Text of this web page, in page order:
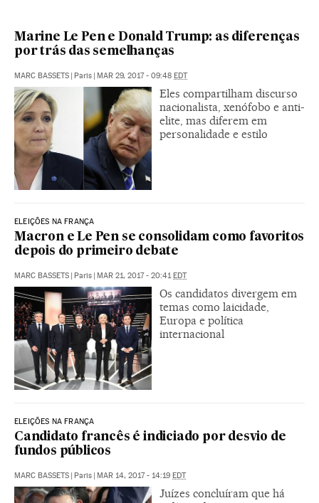
Marine Le Pen e Donald Trump: as diferenças
por trás das semelhanças
MARC BASSETS | Paris | MAR 29, 2017 - 09:48 EDT
Eles compartilham discurso
nacionalista, xenófobo e anti-
elite, mas diferem em
personalidade e estilo
ELEIÇÕES NA FRANÇA
Macron e Le Pen se consolidam como favoritos
depois do primeiro debate
MARC BASSETS | Paris | MAR 21, 2017 - 20:41EDT
Os candidatos divergem em
temas como laicidade,
Europa e política
internacional
ELEIÇÕES NA FRANÇA
Candidato francês é indiciado por desvio de
fundos públicos
MARC BASSETS | Paris | MAR 14, 2017 - 14:19 EDT
Juízes concluíram que há